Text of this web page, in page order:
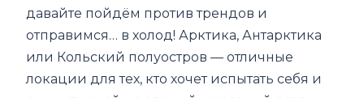
давайте пойдём против трендов и
отправимся… в холод! Арктика, Антарктика
или Кольский полуостров — отличные
локации для тех, кто хочет испытать себя и